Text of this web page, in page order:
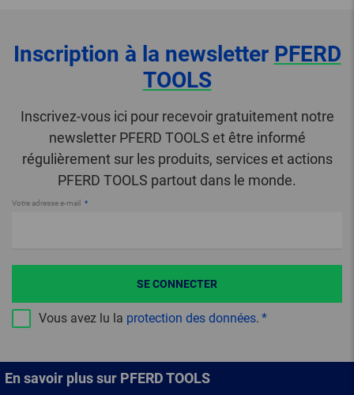
Inscription à la newsletter PFERD
TOOLS
Inscrivez-vous ici pour recevoir gratuitement notre
newsletter PFERD TOOLS et être informé
régulièrement sur les produits, services et actions
PFERD TOOLS partout dans le monde.
Votre adresse e-mail
Vous avez lu la protection des données.
SE CONNECTER
En savoir plus sur PFERD TOOLS